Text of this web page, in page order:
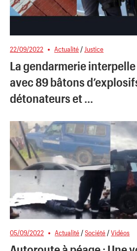
22/09/2022 Actualité / Justice
La gendarmerie
avec 89 bâtons
détonateurs et …
05/09/2022 Actualité /Société /Vidéos